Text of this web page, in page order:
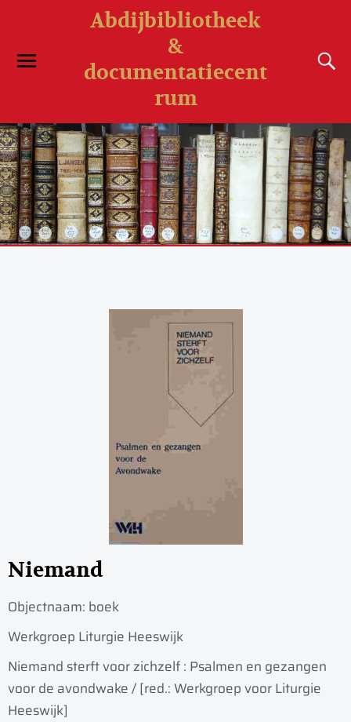
Abdijbibliotheek
&
documentatiecent
rum
Niemand
Objectnaam: boek
Werkgroep Liturgie Heeswijk
Niemand sterft voor zichzelf : Psalmen en gezangen
voor de avondwake / [red.: Werkgroep voor Liturgie
Heeswijk]